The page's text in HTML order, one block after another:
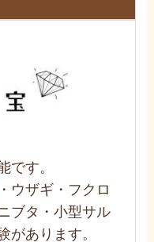
です。
ウザギ・フクロ
ブタ・小型サル
があります。